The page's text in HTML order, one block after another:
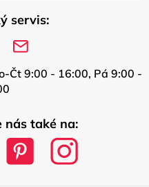
servis:
Čt 9:00 - 16:00, Pá 9:00 -
nás také na: